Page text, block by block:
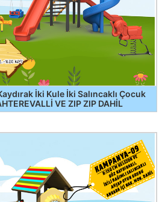
İki Kule İki Salıncaklı Çocuk
VE ZIP ZIP DAHİL